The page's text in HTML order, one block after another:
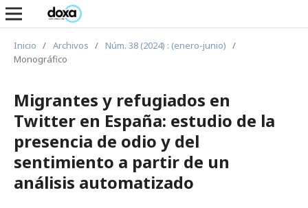
Inicio / Archivos / Núm. 38 (2024) : (enero-junio) /
Monográfico
Migrantes y refugiados en
Twitter en España: estudio de la
presencia de odio y del
sentimiento a partir de un
análisis automatizado